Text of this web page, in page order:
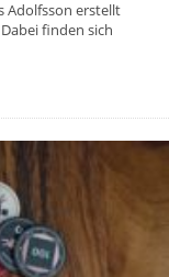
Adolfsson erstellt
finden sich